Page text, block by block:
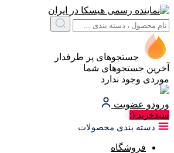
جستجوهای پر طرفدار
آخرین جستجوهای شما
موردی وجود ندارد
ورودو عضویت
سبد‌خرید (:
دسته بندی محصولات
فروشگاه